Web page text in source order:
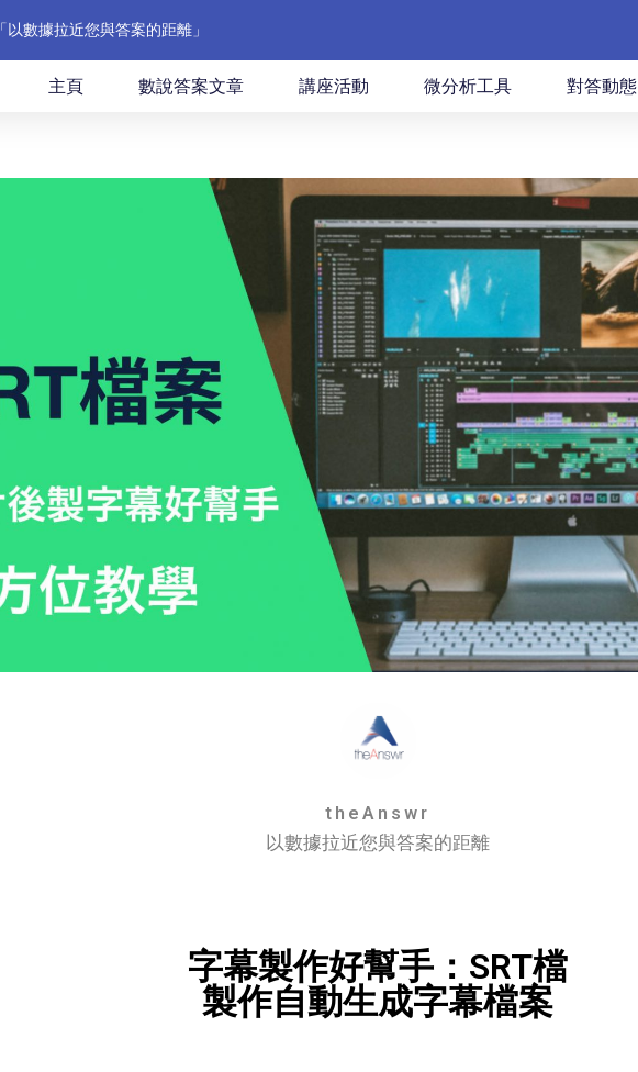
「以數據拉近您與答案的距離」
主頁 數說答案文章 講座活動 微分析工具 對答動態
theAnswr
以數據拉近您與答案的距離
字幕製作好幫手：SRT檔
製作自動生成字幕檔案